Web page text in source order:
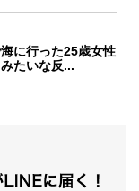
に行った25歳女性
たいな反...